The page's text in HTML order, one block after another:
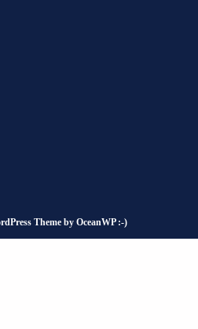
Theme by OceanWP :-)